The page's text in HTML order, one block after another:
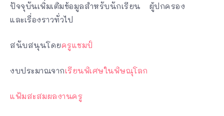
ปัจจุบันเพิ่มเติมข้อมูลสำหรับนักเรียน ผู้ปกครอง
และเรื่องราวทั่วไป
สนับสนุนโดยครูแชมป์
งบประมาณจากเรียนพิเศษในพิษณุโลก
แฟ้มสะสมผลงานครู